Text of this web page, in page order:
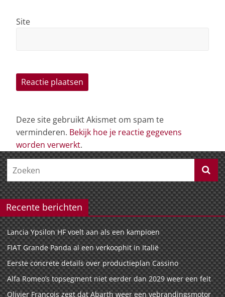
Site
Deze site gebruikt Akismet om spam te
verminderen. Bekijk hoe je reactie gegevens
worden verwerkt.
Recente berichten
Lancia Ypsilon HF voelt aan als een kampioen
FIAT Grande Panda al een verkoophit in Italië
Eerste concrete details over productieplan Cassino
Alfa Romeo’s topsegment niet eerder dan 2029 weer een feit
Olivier François zegt dat Abarth weer een vebrandingsmotor